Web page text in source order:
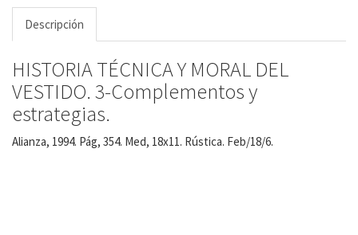
Descripción
HISTORIA TÉCNICA Y MORAL DEL
VESTIDO. 3-Complementos y
estrategias.
Alianza, 1994. Pág, 354. Med, 18x11. Rústica. Feb/18/6.